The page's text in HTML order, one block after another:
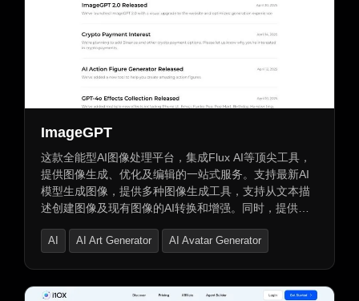
ImageGPT
这款全能型AI图像处理平台，集成Flux AI等顶尖工具，
提供图像生成、优化及编辑的一站式服务。支持最新AI
模型生成图像，提供多种图像生成工具，支持从文本描
述创建图像及现有图像的AI转换和增强。同时，提供图
持背景移除、对象移除、人物替换等功能。提供免费试
AI AI Art Generator AI Avatar Generator